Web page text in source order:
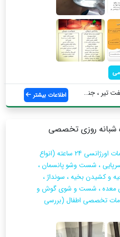
، جنب ... اطلاعات بیشتر
شبانه روزی تخصصی
ارائه کلیه خدمات اورژانسی 24 ساعته (انواع
، شست وشو پانسمان ،
و کشیدن بخیه ، سونداژ ،
، شست و شوی گوش و
تخصصی اطفال (بررسی